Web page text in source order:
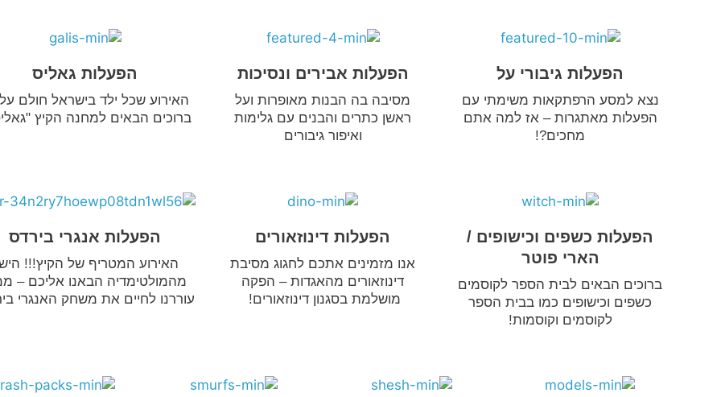
הפעלות גיבורי על
נצא למסע הרפתקאות משימתי עם
הפעלות מאתגרות – אז למה אתם
מחכים?!
הפעלות אבירים ונסיכות
מסיבה בה הבנות מאופרות ועל
ראשן כתרים והבנים עם גלימות
ואיפור גיבורים
הפעלות גאליס
האירוע שכל ילד בישראל חולם
ברוכים הבאים למחנה הקיץ
הפעלות כשפים וכישופים /
הארי פוטר
ברוכים הבאים לבית הספר לקוסמים
כשפים וכישופים כמו בבית הספר
לקוסמים וקוסמות!
הפעלות דינוזאורים
אנו מזמינים אתכם לחגוג מסיבת
דינוזאורים מהאגדות – הפקה
מושלמת בסגנון דינוזאורים!
הפעלות אנגרי בירדס
האירוע המטריף של הקיץ!!!
מהמולטימדיה הבאנו אליכם –
עוררנו לחיים את משחק האנגרי